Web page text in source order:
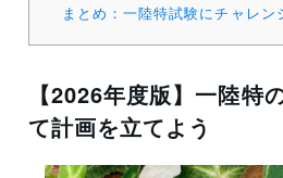
まとめ：一陸特試験にチャレン
【2026年度版】一陸特
て計画を立てよう